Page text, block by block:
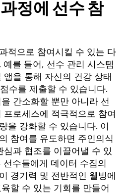
정에 선수 참
적으로 참여시킬 수 있는 다
를 들어, 선수 관리 시스템
을 통해 자신의 건강 상태
수를 제출할 수 있습니다.
간소화할 뿐만 아니라 선
로세스에 적극적으로 참여
을 강화할 수 있습니다. 이
참여를 유도하면 주인의식
심과 협조를 이끌어낼 수 있
수들에게 데이터 수집의
경기력 및 전반적인 웰빙에
할 수 있는 기회를 만들어